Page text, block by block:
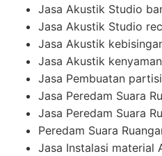
Jasa Akustik Studio
Jasa Akustik Studio
Jasa Akustik
Jasa Akustik
Jasa Pembuatan
Jasa Peredam Suara
Jasa Peredam Suara
Peredam Suara
Jasa Instalasi material